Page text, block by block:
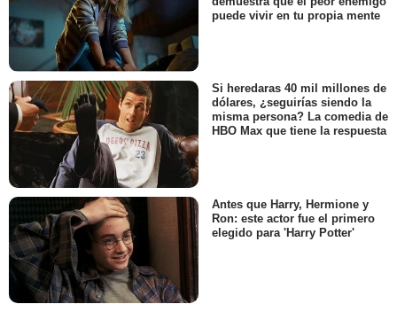
puede vivir en tu propia mente
Si heredaras 40 mil millones de
dólares, ¿seguirías siendo la
misma persona? La comedia de
HBO Max que tiene la respuesta
Antes que Harry, Hermione y
Ron: este actor fue el primero
elegido para 'Harry Potter'